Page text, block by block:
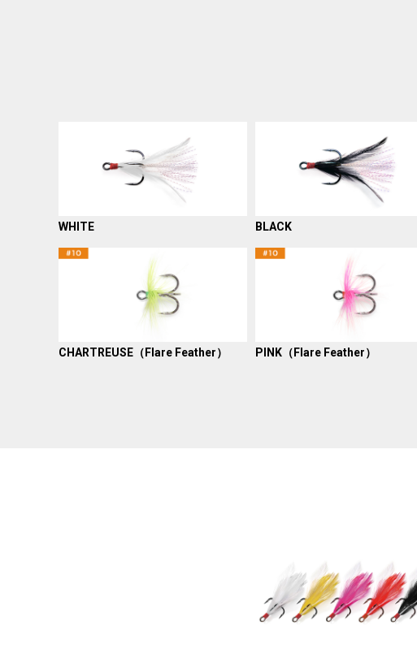
WHITE BLACK
CHARTREUSE（Flare Feather） PINK（Flare Feather）